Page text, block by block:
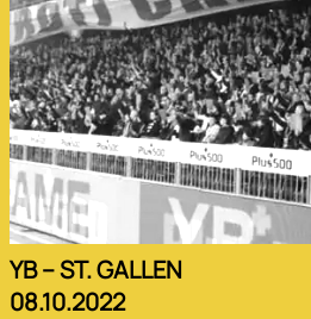
YB – ST. GALLEN
08.10.2022